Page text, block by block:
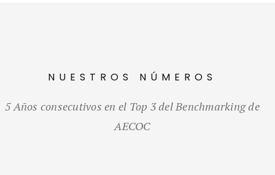
NUESTROS NÚMEROS
5 Años consecutivos en el Top 3 del Benchmarking de
AECOC